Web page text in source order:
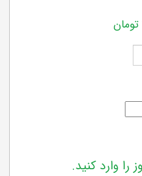
تومان
را وارد کنید.